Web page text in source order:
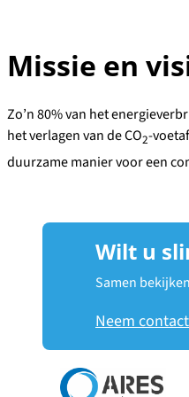
Missie en
Zo’n 80% van het
het verlagen van de CO2-
duurzame manier voor een
Wilt u
Samen
Neem